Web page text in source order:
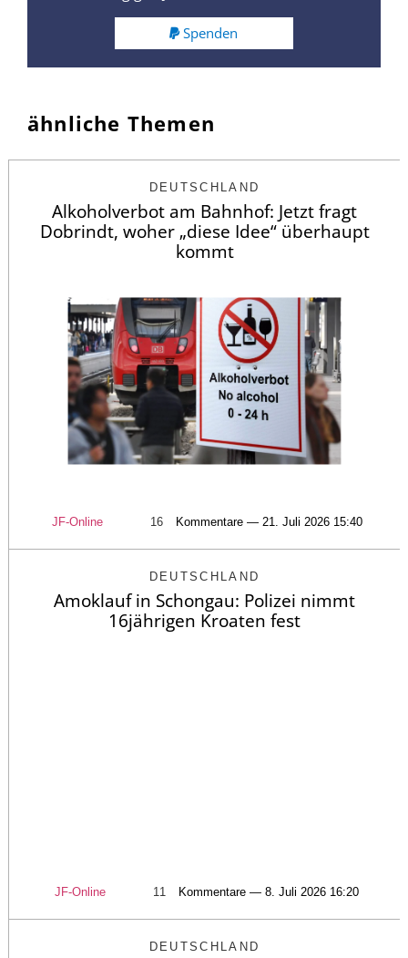
Spenden
ähnliche Themen
DEUTSCHLAND
Alkoholverbot am Bahnhof: Jetzt fragt
Dobrindt, woher „diese Idee“ überhaupt
kommt
JF-Online 16 Kommentare — 21. Juli 2026 15:40
DEUTSCHLAND
Amoklauf in Schongau: Polizei nimmt
16jährigen Kroaten fest
JF-Online 11 Kommentare — 8. Juli 2026 16:20
DEUTSCHLAND